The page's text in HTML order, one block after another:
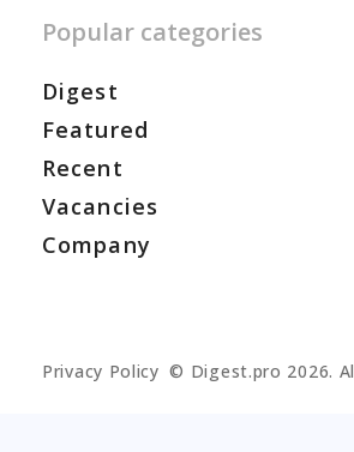
Popular categories
Digest
Featured
Recent
Vacancies
Company
Privacy Policy © Digest.pro 2026.